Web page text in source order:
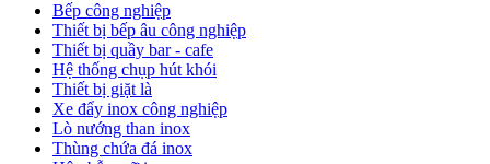
Bếp công nghiệp
Thiết bị bếp âu công nghiệp
Thiết bị quầy bar - cafe
Hệ thống chụp hút khói
Thiết bị giặt là
Xe đẩy inox công nghiệp
Lò nướng than inox
Thùng chứa đá inox